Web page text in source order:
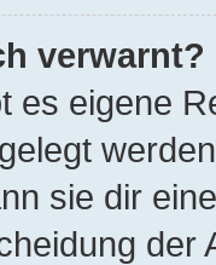
verwarnt?
es eigene
sie dir
der